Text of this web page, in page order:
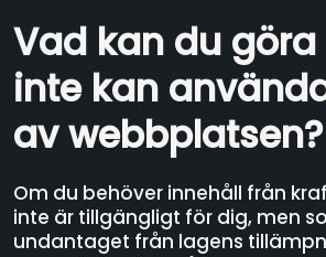
Vad kan du
inte kan
av webbplatsen?
Om du behöver innehåll från
inte är tillgängligt för dig, men
undantaget från lagens